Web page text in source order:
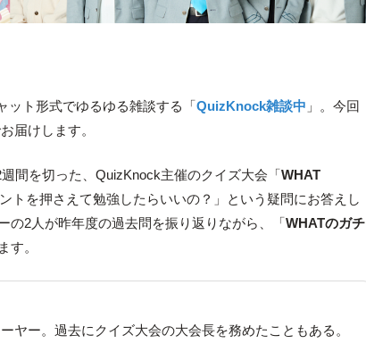
ット形式でゆるゆる雑談する「QuizKnock雑談中 」。今回
届けします。
間を切った、QuizKnock主催のクイズ大会「WHAT
トを押さえて勉強したらいいの？」という疑問にお答えし
の2人が昨年度の過去問を振り返りながら、「WHATのガチ
す。
ヤー。過去にクイズ大会の大会長を務めたこともある。